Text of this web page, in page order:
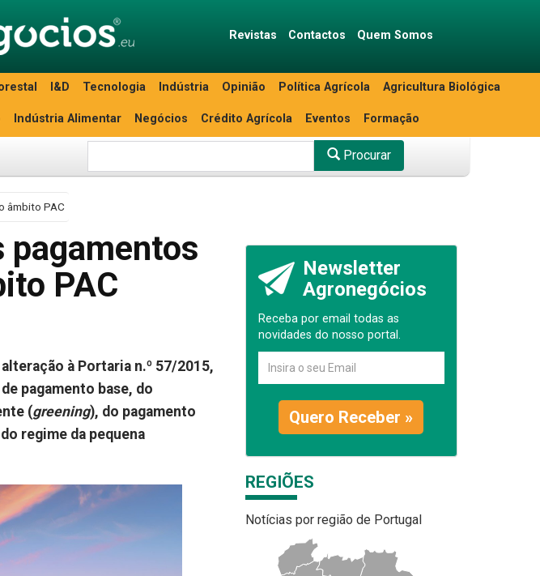
Revistas Contactos Quem Somos
I&D Tecnologia Indústria Opinião Política Agrícola Agricultura Biológica
Indústria Alimentar Negócios Crédito Agrícola Eventos Formação
Procurar
âmbito PAC
pagamentos
PAC
à Portaria n.º 57/2015,
pagamento base, do
(greening), do pagamento
regime da pequena
Newsletter
Agronegócios
Receba por email todas as
novidades do nosso portal.
Quero Receber »
REGIÕES
Notícias por região de Portugal